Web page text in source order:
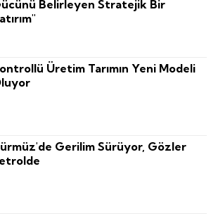
Belirleyen Stratejik Bir
Üretim Tarımın Yeni Modeli
Gerilim Sürüyor, Gözler